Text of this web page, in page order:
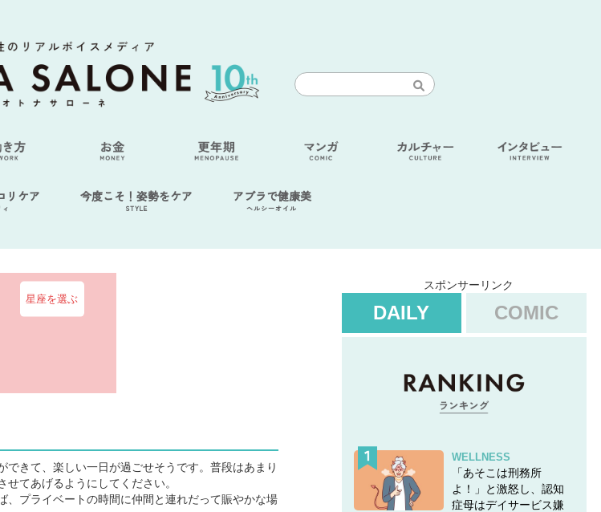
リケア
ィ
今度こそ！姿勢をケア
STYLE
アブラで健康美
ヘルシーオイル
星座を選ぶ
きて、楽しい一日が過ごせそうです。普段はあまり
てあげるようにしてください。
プライベートの時間に仲間と連れだって賑やかな場
スポンサーリンク
DAILY COMIC
WELLNESS
「あそこは刑務所
よ！」と激怒し、認知
症母はデイサービス嫌